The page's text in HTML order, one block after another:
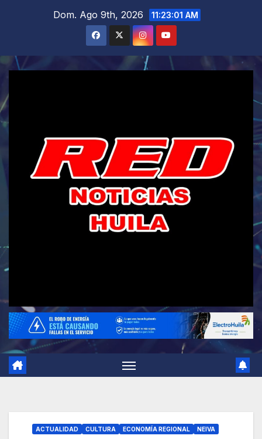
Dom. Ago 9th, 2026 11:23:03 AM
ACTUALIDAD CULTURA ECONOMÍA REGIONAL NEIVA